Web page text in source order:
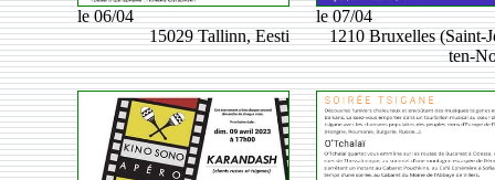
le 06/04
15029 Tallinn, Eesti
le 07/04
1210 Bruxelles (Saint-
ten-